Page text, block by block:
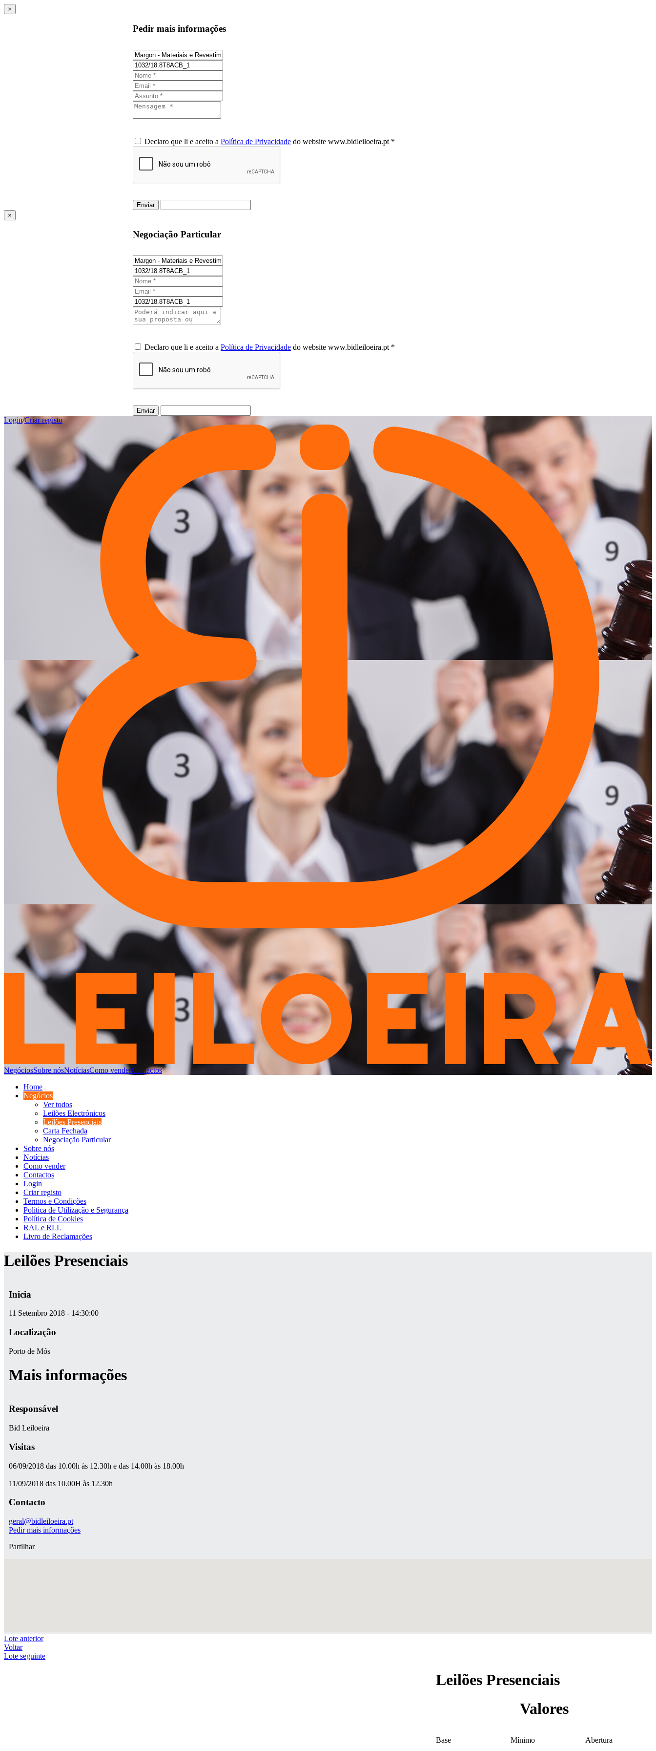
×
Pedir mais informações
Declaro que li e aceito a Política de Privacidade do website www.bidleiloeira.pt *
Enviar
×
Negociação Particular
Declaro que li e aceito a Política de Privacidade do website www.bidleiloeira.pt *
Enviar
Login/Criar registo
NegóciosSobre nósNotíciasComo venderContactos
Home
Negócios
Ver todos
Leilões Electrónicos
Leilões Presenciais
Carta Fechada
Negociação Particular
Sobre nós
Notícias
Como vender
Contactos
Login
Criar registo
Termos e Condições
Política de Utilização e Segurança
Política de Cookies
RAL e RLL
Livro de Reclamações
Leilões Presenciais
Inicia
11 Setembro 2018 - 14:30:00
Localização
Porto de Mós
Mais informações
Responsável
Bid Leiloeira
Visitas
06/09/2018 das 10.00h às 12.30h e das 14.00h às 18.00h
11/09/2018 das 10.00H às 12.30h
Contacto
geral@bidleiloeira.pt
Pedir mais informações
Partilhar
Lote anterior
Voltar
Lote seguinte
Leilões Presenciais
Valores
Base Mínimo Abertura